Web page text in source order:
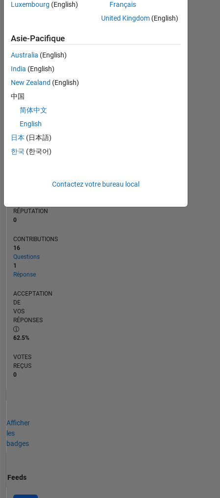
CONTRIBUTIONS L
-2
-1
1
2
3
4
7
8
RANG
78
RÉPUTATION
0
CONTRIBUTIONS
16
Questions
1
Réponse
ACCEPTATION
DE
VOS
RÉPONSES
62.5%
VOTES
REÇUS
0
Afficher
les
badges
Feeds
Luxembourg (English)
Français
United Kingdom(English)
Asie-Pacifique
Australia (English)
India (English)
New Zealand (English)
中国
简体中文
English
日本 (日本語)
한국 (한국어)
Contactez votre bureau local